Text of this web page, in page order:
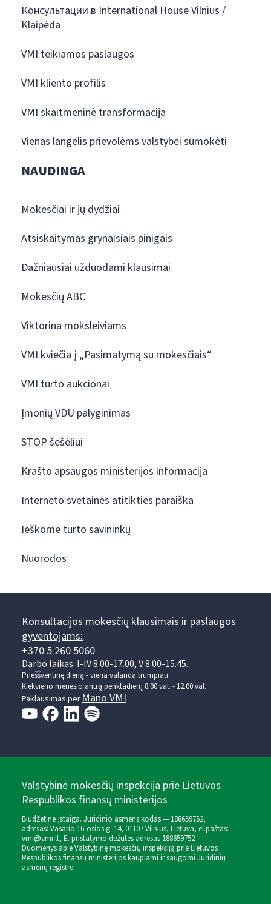
Консультации в International House Vilnius /
Klaipėda
VMI teikiamos paslaugos
VMI kliento profilis
VMI skaitmeninė transformacija
Vienas langelis prievolėms valstybei sumokėti
NAUDINGA
Mokesčiai ir jų dydžiai
Atsiskaitymas grynaisiais pinigais
Dažniausiai užduodami klausimai
Mokesčių ABC
Viktorina moksleiviams
VMI kviečia į „Pasimatymą su mokesčiais“
VMI turto aukcionai
Įmonių VDU palyginimas
STOP šešėliui
Krašto apsaugos ministerijos informacija
Interneto svetainės atitikties paraiška
Ieškome turto savininkų
Nuorodos
Konsultacijos mokesčių klausimais ir paslaugos
gyventojams:
+370 5 260 5060
Darbo laikas: I-IV 8.00-17.00, V 8.00-15.45.
Prieššventinę dieną - viena valanda trumpiau.
Kiekvieno mėnesio antrą penktadienį 8.00 val. - 12.00 val.
Paklausimas perMano VMI
Valstybinė mokesčių inspekcija prie Lietuvos
Respublikos finansų ministerijos
Biudžetinė įstaiga. Juridinio asmens kodas — 188659752,
adresas: Vasario 16-osios g. 14, 01107 Vilnius, Lietuva, el.paštas:
vmi@vmi.lt, E. pristatymo dėžutės adresas 188659752
Duomenys apie Valstybinę mokesčių inspekciją prie Lietuvos
Respublikos finansų ministerijos kaupiami ir saugomi Juridinių
asmenų registre